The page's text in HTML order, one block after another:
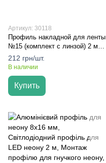
Артикул: 30118
Профиль накладной для ленты
№15 (комплект с линзой) 2 м –
Dvorik Led
212 грн/шт.
В наличии
Купить